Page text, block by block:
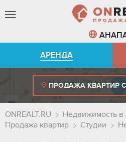
АРЕНДА
ПРОДАЖА КВАРТИР
ONREALT.RU
Недвижимость
Продажа квартир
Студии